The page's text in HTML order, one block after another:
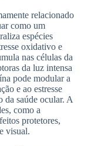
relacionado
como um
espécies
oxidativo e
nas células da
da luz intensa
pode modular a
e ao estresse
da saúde ocular. A
como a
protetores,
visual.